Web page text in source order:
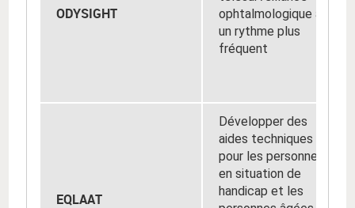
ODYSIGHT
ophtalmologique à
un rythme plus
fréquent
EQLAAT
Développer des
aides techniques
pour les personnes
en situation de
handicap et les